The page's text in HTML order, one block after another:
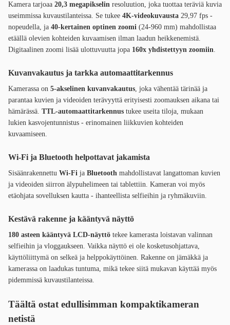
Kamera tarjoaa 20,3 megapikselin resoluution, joka tuottaa teräviä kuvia
useimmissa kuvaustilanteissa. Se tukee 4K-videokuvausta 29,97 fps -
nopeudella, ja 40-kertainen optinen zoomi (24-960 mm) mahdollistaa
etäällä olevien kohteiden kuvaamisen ilman laadun heikkenemistä.
Digitaalinen zoomi lisää ulottuvuutta jopa 160x yhdistettyyn zoomiin.
Kuvanvakautus ja tarkka automaattitarkennus
Kamerassa on 5-akselinen kuvanvakautus, joka vähentää tärinää ja
parantaa kuvien ja videoiden terävyyttä erityisesti zoomauksen aikana tai
hämärässä. TTL-automaattitarkennus tukee useita tiloja, mukaan
lukien kasvojentunnistus - erinomainen liikkuvien kohteiden
kuvaamiseen.
Wi-Fi ja Bluetooth helpottavat jakamista
Sisäänrakennettu Wi-Fi ja Bluetooth mahdollistavat langattoman kuvien
ja videoiden siirron älypuhelimeen tai tablettiin. Kameran voi myös
etäohjata sovelluksen kautta - ihanteellista selfieihin ja ryhmäkuviin.
Kestävä rakenne ja kääntyvä näyttö
180 asteen kääntyvä LCD-näyttö tekee kamerasta loistavan valinnan
selfieihin ja vloggaukseen. Vaikka näyttö ei ole kosketusohjattava,
käyttöliittymä on selkeä ja helppokäyttöinen. Rakenne on jämäkkä ja
kamerassa on laadukas tuntuma, mikä tekee siitä mukavan käyttää myös
pidemmissä kuvaustilanteissa.
Täältä ostat edullisimman kompaktikameran
netistä